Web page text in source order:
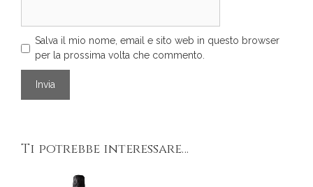
Salva il mio nome, email e sito web in questo browser
per la prossima volta che commento.
Ti potrebbe interessare…